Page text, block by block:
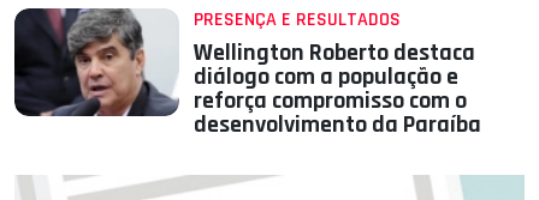
PRESENÇA E RESULTADOS
Wellington Roberto destaca
diálogo com a população e
reforça compromisso com o
desenvolvimento da Paraíba